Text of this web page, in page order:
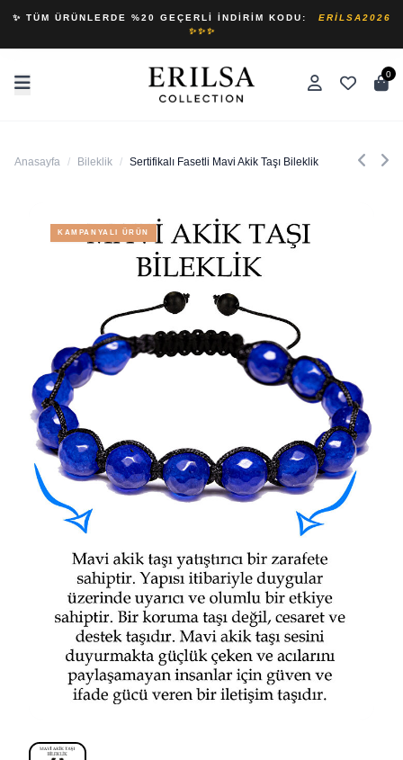
✨ TÜM ÜRÜNLERDE %20 GEÇERLI İNDIRIM KODU:
ERILSA2026
✨✨✨
0
Anasayfa / Bileklik / Sertifikalı Fasetli Mavi Akik Taşı Bileklik
KAMPANYALI ÜRÜN